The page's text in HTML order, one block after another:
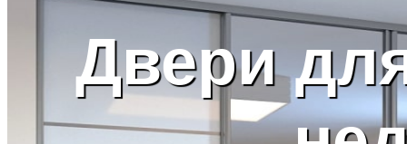
Двери